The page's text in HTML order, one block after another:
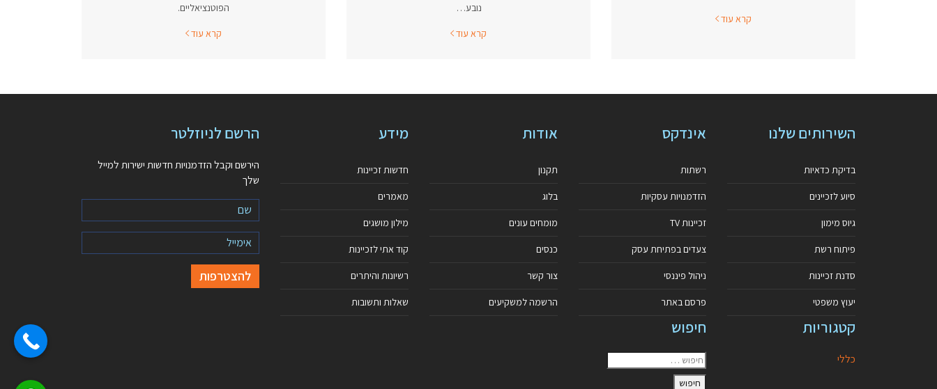
קרא עוד
נובע…
קרא עוד
הפוטנציאליים.
קרא עוד
השירותים שלנו
בדיקת כדאיות
סיוע לזכיינים
גיוס מימון
פיתוח רשת
סדנת זכיינות
יעוץ משפטי
אינדקס
רשתות
הזדמנויות עסקיות
זכיינות TV
צעדים בפתיחת עסק
ניהול פיננסי
פרסם באתר
אודות
תקנון
בלוג
מומחים עונים
כנסים
צור קשר
הרשמה למשקיעים
מידע
חדשות זכיינות
מאמרים
מילון מושגים
קוד אתי לזכיינות
רשיונות והיתרים
שאלות ותשובות
קטגוריות
כללי
חיפוש
הרשם לניוזלטר
הירשם וקבל הזדמנויות חדשות ישירות למייל
שלך